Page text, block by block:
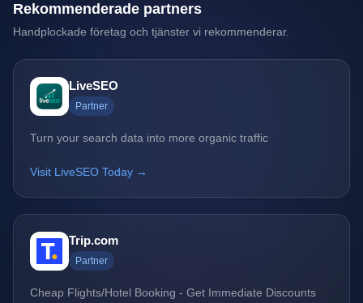
Rekommenderade partners
Handplockade företag och tjänster vi rekommenderar.
LiveSEO
Partner
Turn your search data into more organic traffic
Visit LiveSEO Today →
Trip.com
Partner
Cheap Flights/Hotel Booking - Get Immediate Discounts